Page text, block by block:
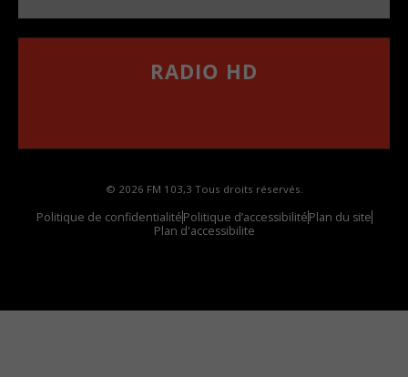
RADIO HD
© 2026 FM 103,3 Tous droits réservés.
Politique de confidentialitéPolitique d’accessibilitéPlan du site
Plan d'accessibilite